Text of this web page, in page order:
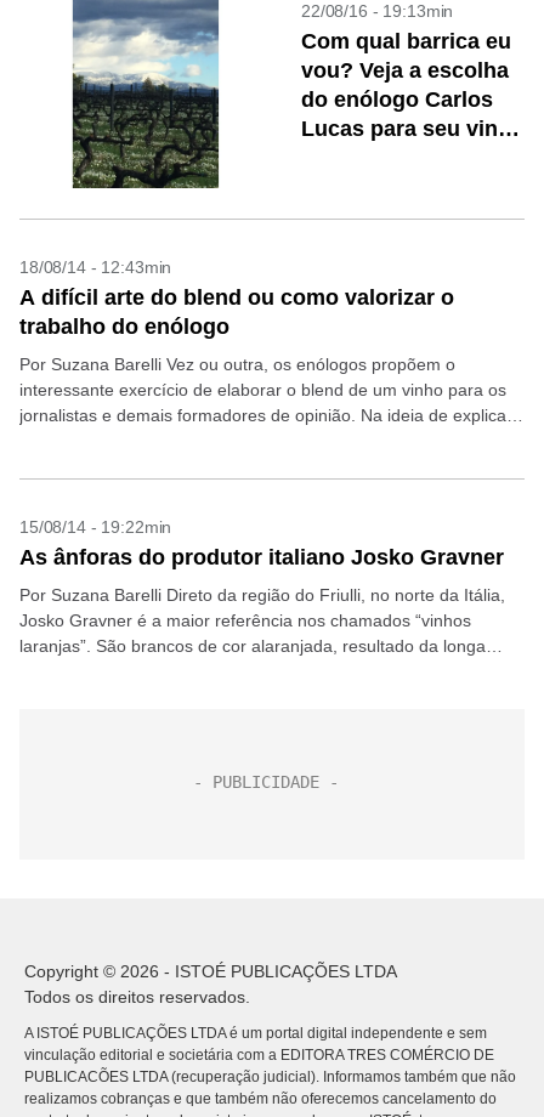
22/08/16 - 19:13min
Com qual barrica eu
vou? Veja a escolha
do enólogo Carlos
Lucas para seu vinho
18/08/14 - 12:43min
A difícil arte do blend ou como valorizar o
trabalho do enólogo
Por Suzana Barelli Vez ou outra, os enólogos propõem o
interessante exercício de elaborar o blend de um vinho para os
jornalistas e demais formadores de opinião. Na ideia de explicar
15/08/14 - 19:22min
As ânforas do produtor italiano Josko Gravner
Por Suzana Barelli Direto da região do Friulli, no norte da Itália,
Josko Gravner é a maior referência nos chamados “vinhos
laranjas”. São brancos de cor alaranjada, resultado da longa
Copyright © 2026 - ISTOÉ PUBLICAÇÕES LTDA
Todos os direitos reservados.
A ISTOÉ PUBLICAÇÕES LTDA é um portal digital independente e sem
vinculação editorial e societária com a EDITORA TRES COMÉRCIO DE
PUBLICACÕES LTDA (recuperação judicial). Informamos também que não
realizamos cobranças e que também não oferecemos cancelamento do